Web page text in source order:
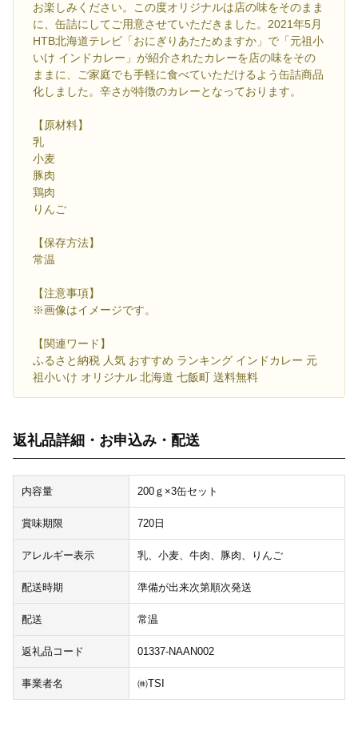
お楽しみください。この度オリジナルは店の味をそのまま
に、缶詰にしてご用意させていただきました。2021年5月
HTB北海道テレビ「おにぎりあたためますか」で「元祖小
いけ インドカレー」が紹介されたカレーを店の味をその
ままに、ご家庭でも手軽に食べていただけるよう缶詰商品
化しました。辛さが特徴のカレーとなっております。
【原材料】
乳
小麦
豚肉
鶏肉
りんご
【保存方法】
常温
【注意事項】
※画像はイメージです。
【関連ワード】
ふるさと納税 人気 おすすめ ランキング インドカレー 元
祖小いけ オリジナル 北海道 七飯町 送料無料
返礼品詳細・お申込み・配送
内容量 200ｇ×3缶セット
賞味期限 720日
アレルギー表示 乳、小麦、牛肉、豚肉、りんご
配送時期 準備が出来次第順次発送
配送 常温
返礼品コード 01337-NAAN002
事業者名 ㈱TSI